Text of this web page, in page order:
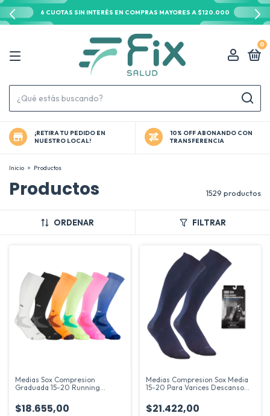
6 CUOTAS SIN INTERÉS EN COMPRAS MAYORES A $120.000
0
¡RETIRA TU PEDIDO EN
NUESTRO LOCAL!
10% OFF ABONANDO CON
TRANSFERENCIA
Inicio > Productos
Productos 1529 productos
ORDENAR FILTRAR
Medias Sox Compresion
Graduada 15-20 Running
$18.655,00
Medias Compresion Sox Media
15-20 Para Varices Descanso
$21.422,00